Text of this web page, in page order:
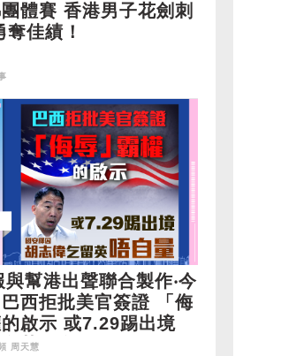
體賽 香港男子花劍刺
佳績！
與幫港出聲聯合製作‧今
巴西拒批美官簽證 「侮
啟示 或7.29踢出境
英唔自量
周天慧